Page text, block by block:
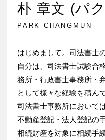
朴 章文 (パ
PARK CHANGMUN
はじめまして。司法書士
自分は、司法書士試験合
務所・行政書士事務所・
として様々な経験を積ん
司法書士事務所において
不動産登記・法人登記の
相続財産を対象に相続手